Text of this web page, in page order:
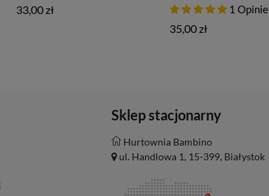
33,00 zł 1 Opinie
35,00 zł
Sklep stacjonarny
Hurtownia Bambino
ul. Handlowa 1, 15-399, Białystok